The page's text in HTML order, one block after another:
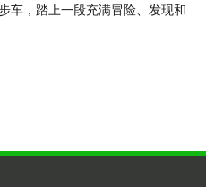
车，踏上一段充满冒险、发现和